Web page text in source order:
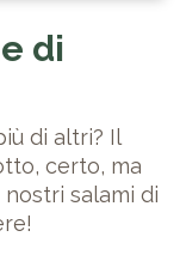
di
di altri? Il
certo, ma
salami di